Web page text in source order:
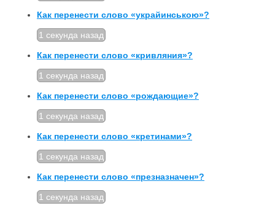
Как перенести слово «украйинською»?
1 секунда назад
Как перенести слово «кривляния»?
1 секунда назад
Как перенести слово «рождающие»?
1 секунда назад
Как перенести слово «кретинами»?
1 секунда назад
Как перенести слово «презназначен»?
1 секунда назад